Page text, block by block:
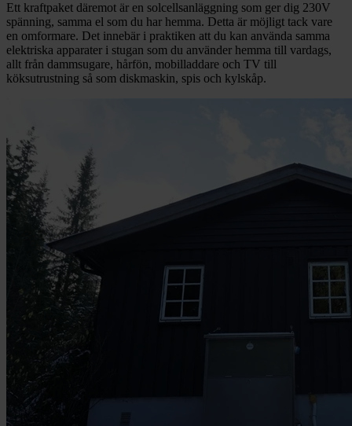
Ett kraftpaket däremot är en solcellsanläggning som ger dig 230V
spänning, samma el som du har hemma. Detta är möjligt tack vare
en omformare. Det innebär i praktiken att du kan använda samma
elektriska apparater i stugan som du använder hemma till vardags,
allt från dammsugare, hårfön, mobilladdare och TV till
köksutrustning så som diskmaskin, spis och kylskåp.